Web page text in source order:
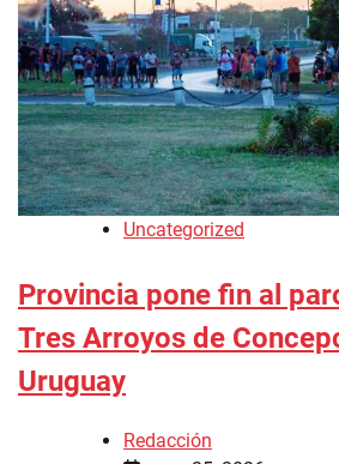
Uncategorized
Provincia pone fin al
Tres Arroyos de
Uruguay
Redacción